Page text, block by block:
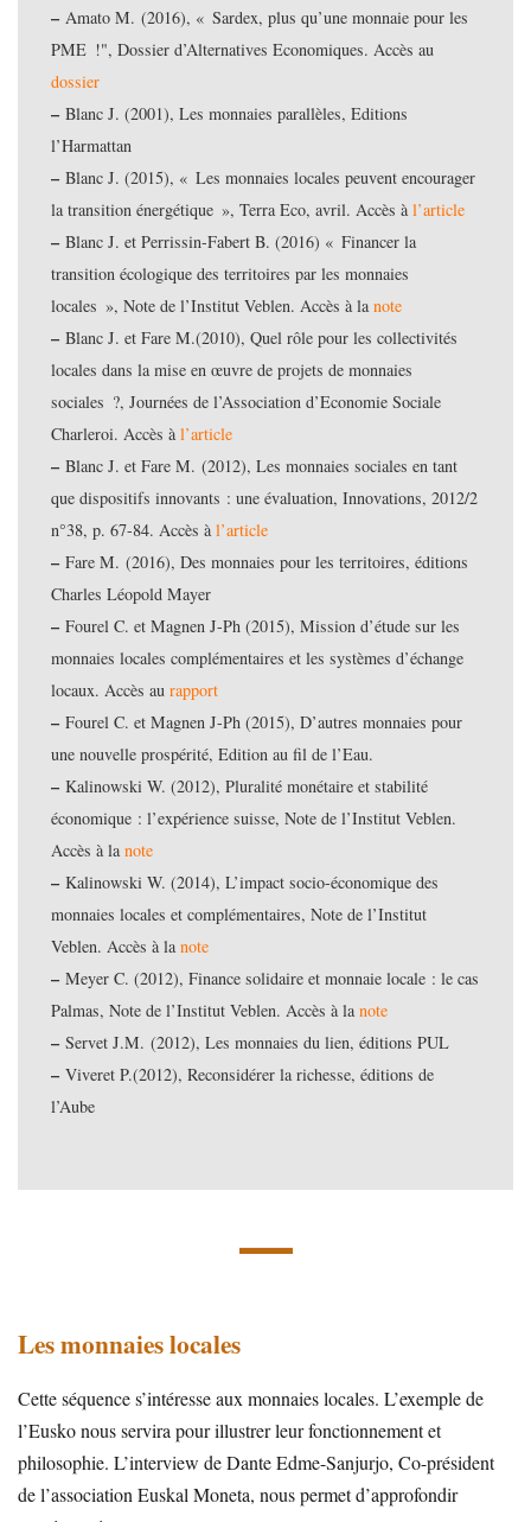
– Amato M. (2016), « Sardex, plus qu’une monnaie pour les
PME !", Dossier d’Alternatives Economiques. Accès au
dossier
– Blanc J. (2001), Les monnaies parallèles, Editions
l’Harmattan
– Blanc J. (2015), « Les monnaies locales peuvent encourager
la transition énergétique », Terra Eco, avril. Accès àl’article
– Blanc J. et Perrissin-Fabert B. (2016) « Financer la
transition écologique des territoires par les monnaies
locales », Note de l’Institut Veblen. Accès à lanote
– Blanc J. et Fare M.(2010), Quel rôle pour les collectivités
locales dans la mise en œuvre de projets de monnaies
sociales ?, Journées de l’Association d’Economie Sociale
Charleroi. Accès àl’article
– Blanc J. et Fare M. (2012), Les monnaies sociales en tant
que dispositifs innovants : une évaluation, Innovations, 2012/2
n°38, p. 67-84. Accès àl’article
– Fare M. (2016), Des monnaies pour les territoires, éditions
Charles Léopold Mayer
– Fourel C. et Magnen J-Ph (2015), Mission d’étude sur les
monnaies locales complémentaires et les systèmes d’échange
locaux. Accès aurapport
– Fourel C. et Magnen J-Ph (2015), D’autres monnaies pour
une nouvelle prospérité, Edition au fil de l’Eau.
– Kalinowski W. (2012), Pluralité monétaire et stabilité
économique : l’expérience suisse, Note de l’Institut Veblen.
Accès à lanote
– Kalinowski W. (2014), L’impact socio-économique des
monnaies locales et complémentaires, Note de l’Institut
Veblen. Accès à lanote
– Meyer C. (2012), Finance solidaire et monnaie locale : le cas
Palmas, Note de l’Institut Veblen. Accès à lanote
– Servet J.M. (2012), Les monnaies du lien, éditions PUL
– Viveret P.(2012), Reconsidérer la richesse, éditions de
l’Aube
Les monnaies locales
Cette séquence s’intéresse aux monnaies locales. L’exemple de
l’Eusko nous servira pour illustrer leur fonctionnement et
philosophie. L’interview de Dante Edme-Sanjurjo, Co-président
de l’association Euskal Moneta, nous permet d’approfondir